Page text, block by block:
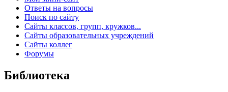
Ответы на вопросы
Поиск по сайту
Сайты классов, групп, кружков...
Сайты образовательных учреждений
Сайты коллег
Форумы
Библиотека